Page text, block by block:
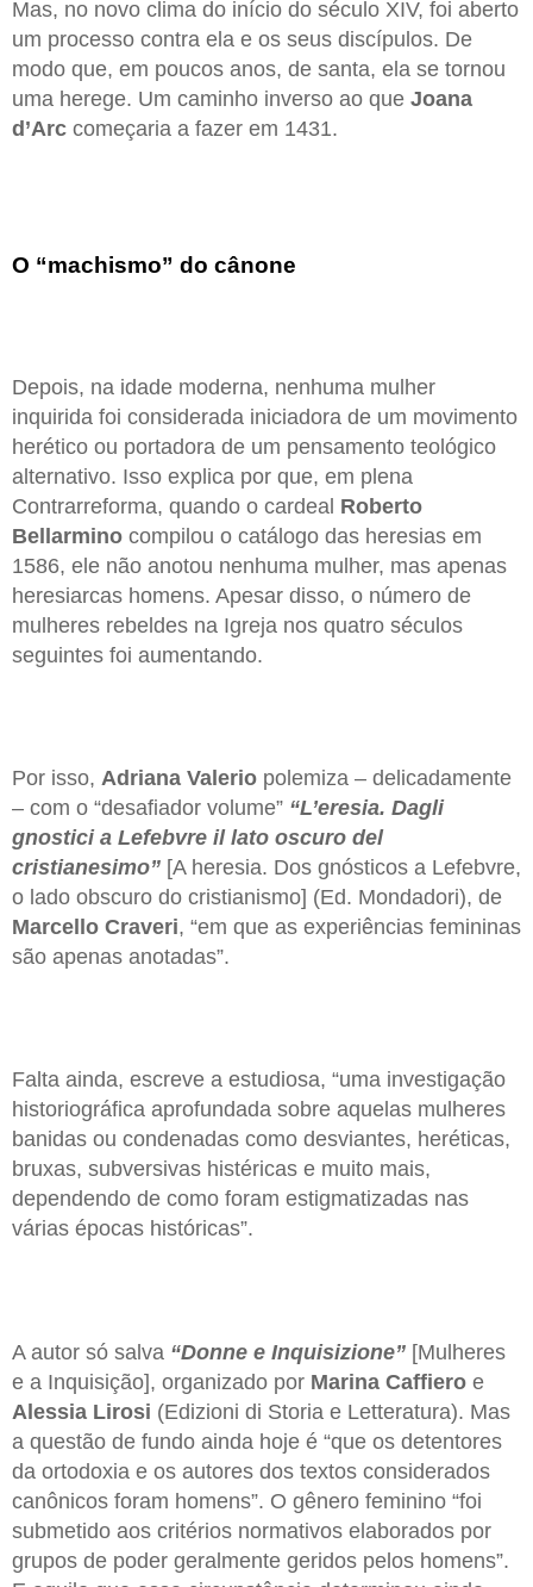
Mas, no novo clima do início do século XIV, foi aberto
um processo contra ela e os seus discípulos. De
modo que, em poucos anos, de santa, ela se tornou
uma herege. Um caminho inverso ao que Joana
d’Arc começaria a fazer em 1431.
O “machismo” do cânone
Depois, na idade moderna, nenhuma mulher
inquirida foi considerada iniciadora de um movimento
herético ou portadora de um pensamento teológico
alternativo. Isso explica por que, em plena
Contrarreforma, quando o cardeal Roberto
Bellarmino compilou o catálogo das heresias em
1586, ele não anotou nenhuma mulher, mas apenas
heresiarcas homens. Apesar disso, o número de
mulheres rebeldes na Igreja nos quatro séculos
seguintes foi aumentando.
Por isso, Adriana Valerio polemiza – delicadamente
– com o “desafiador volume” “L’eresia. Dagli
gnostici a Lefebvre il lato oscuro del
cristianesimo” [A heresia. Dos gnósticos a Lefebvre,
o lado obscuro do cristianismo] (Ed. Mondadori), de
Marcello Craveri, “em que as experiências femininas
são apenas anotadas”.
Falta ainda, escreve a estudiosa, “uma investigação
historiográfica aprofundada sobre aquelas mulheres
banidas ou condenadas como desviantes, heréticas,
bruxas, subversivas histéricas e muito mais,
dependendo de como foram estigmatizadas nas
várias épocas históricas”.
A autor só salva “Donne e Inquisizione” [Mulheres
e a Inquisição], organizado por Marina Caffiero e
Alessia Lirosi (Edizioni di Storia e Letteratura). Mas
a questão de fundo ainda hoje é “que os detentores
da ortodoxia e os autores dos textos considerados
canônicos foram homens”. O gênero feminino “foi
submetido aos critérios normativos elaborados por
grupos de poder geralmente geridos pelos homens”.